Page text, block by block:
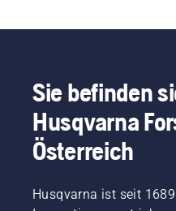
Sie befinden
Husqvarna
Österreich
Husqvarna ist seit